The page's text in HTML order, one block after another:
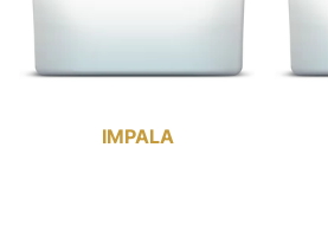
IMPALA